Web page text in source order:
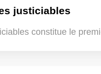
justiciables
constitue le